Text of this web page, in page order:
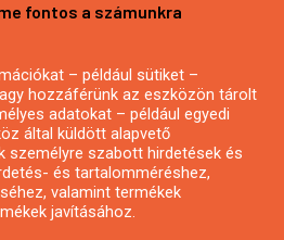
vagy hírlevél
fontos a számunkra
– például sütiket –
hozzáférünk az eszközön tárolt
adatokat – például egyedi
által küldött alapvető
személyre szabott hirdetések és
és tartalomméréshez,
valamint termékek
javításához.